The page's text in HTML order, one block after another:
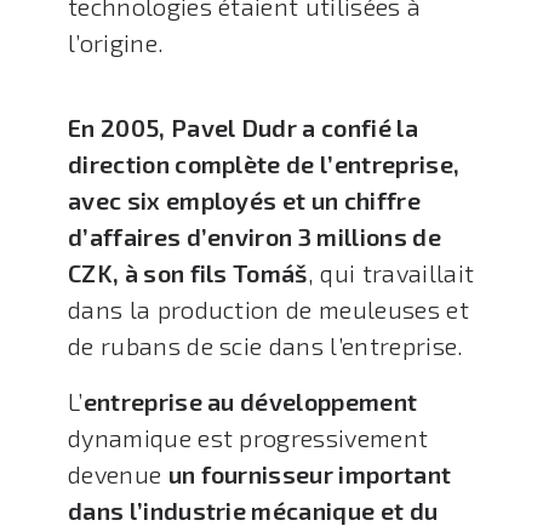
technologies étaient utilisées à
l’origine.
En 2005, Pavel Dudr a confié la
direction complète de l’entreprise,
avec six employés et un chiffre
d’affaires d’environ 3 millions de
CZK, à son fils Tomáš, qui travaillait
dans la production de meuleuses et
de rubans de scie dans l’entreprise.
L’entreprise au développement
dynamique est progressivement
devenue un fournisseur important
dans l’industrie mécanique et du